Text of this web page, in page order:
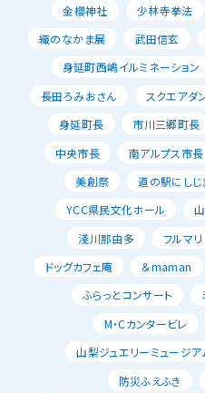
金櫻神社
少林寺拳法
織のなかま展
武田信玄
身延町西嶋イルミネーション
長田ろみおさん
スクエアダ
身延町長
市川三郷町長
中央市長
南アルプス市長
美創祭
道の駅にし
YCC県民文化ホール
淺川那由多
フルマリ
ドッグカフェ庵
＆maman
ふらっとコンサート
M・Cカンタービレ
山梨ジュエリーミュージア
防災ふえふき